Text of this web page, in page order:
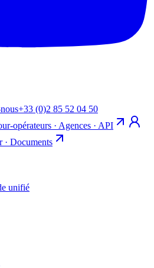
+33 (0)2 85 52 04 50
opérateurs · Agences · API
· Documents
unifié